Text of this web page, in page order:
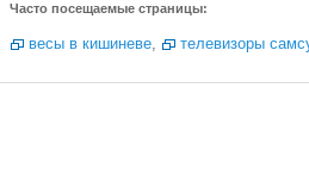
Часто посещаемые страницы:
весы в кишиневе, телевизоры